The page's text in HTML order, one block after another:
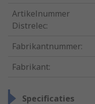
Artikelnummer
Distrelec:
Fabrikantnummer:
Fabrikant:
Specificaties